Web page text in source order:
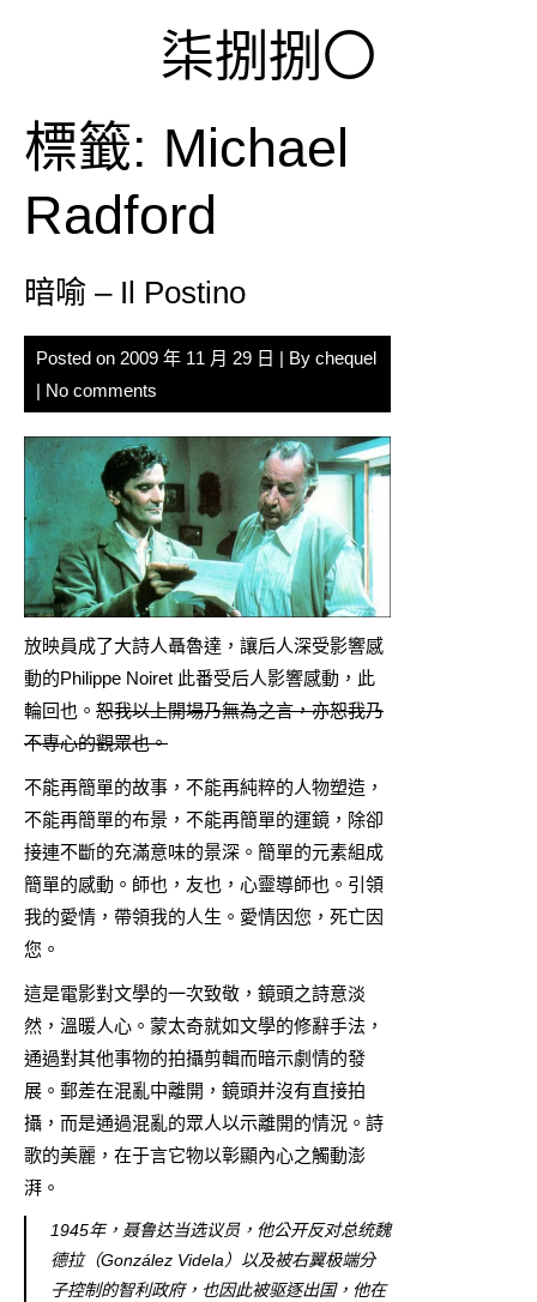
柒捌捌〇
標籤: Michael
Radford
暗喻 – Il Postino
Posted on 2009 年 11 月 29 日 | By chequel
| No comments
放映員成了大詩人聶魯達，讓后人深受影響感
動的Philippe Noiret 此番受后人影響感動，此
輪回也。 恕我以上開場乃無為之言，亦恕我乃
不專心的觀眾也。
不能再簡單的故事，不能再純粹的人物塑造，
不能再簡單的布景，不能再簡單的運鏡，除卻
接連不斷的充滿意味的景深。簡單的元素組成
簡單的感動。師也，友也，心靈導師也。引領
我的愛情，帶領我的人生。愛情因您，死亡因
您。
這是電影對文學的一次致敬，鏡頭之詩意淡
然，溫暖人心。蒙太奇就如文學的修辭手法，
通過對其他事物的拍攝剪輯而暗示劇情的發
展。郵差在混亂中離開，鏡頭并沒有直接拍
攝，而是通過混亂的眾人以示離開的情況。詩
歌的美麗，在于言它物以彰顯內心之觸動澎
湃。
1945年，聂鲁达当选议员，他公开反对总统魏
德拉（González Videla）以及被右翼极端分
子控制的智利政府，也因此被驱逐出国，他在